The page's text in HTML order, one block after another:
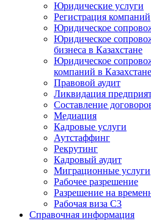
Юридические услуги
Регистрация компаний
Юридическое
Юридическое
бизнеса в Казахстане
Юридическое
компаний в Казахстане
Правовой аудит
Ликвидация
Составление
Медиация
Кадровые услуги
Аутстаффинг
Рекрутинг
Кадровый аудит
Миграционные услуги
Рабочее разрешение
Разрешение на
Рабочая виза С3
Справочная информация